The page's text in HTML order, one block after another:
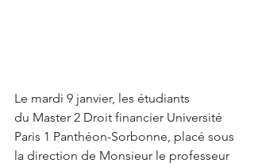
Le mardi 9 janvier, les étudiants
du Master 2 Droit financier Université
Paris 1 Panthéon-Sorbonne, placé sous
la direction de Monsieur le professeur